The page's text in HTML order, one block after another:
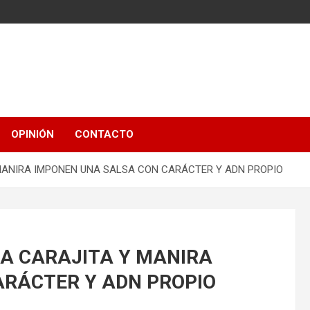
OPINIÓN CONTACTO
IMPONEN UNA SALSA CON CARÁCTER Y ADN PROPIO
CARAJITA Y MANIRA
Y ADN PROPIO